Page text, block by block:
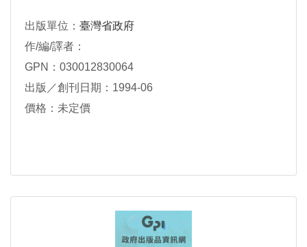
出版單位： 臺灣省政府
作/編/譯者：
GPN：030012830064
出版／創刊日期：1994-06
價格：未定價